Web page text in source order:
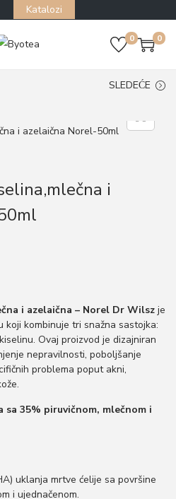
Katalozi
S
t
a
v
i
o
n
S
t
o
n
0 0
SLEDEĆE
i
i azelaična – Norel Dr Wilsz je
kombinuje tri snažna sastojka:
Ovaj proizvod je dizajniran
nepravilnosti, poboljšanje
problema poput akni,
35% piruvičnom, mlečnom i
uklanja mrtve ćelije sa površine
i ujednačenom.